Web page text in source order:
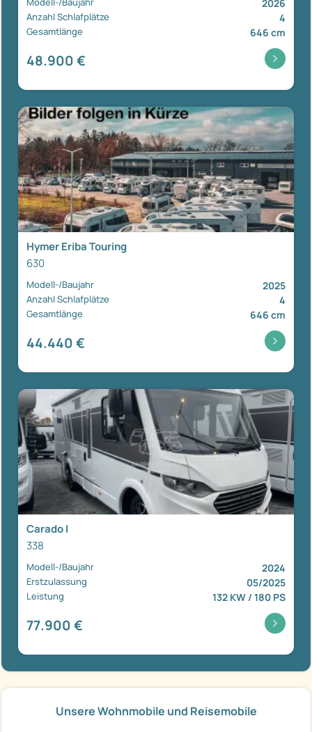
2026
Anzahl Schlafplätze 4
Gesamtlänge 646 cm
48.900 €
Hymer Eriba Touring
630
Modell-/Baujahr 2025
Anzahl Schlafplätze 4
Gesamtlänge 646 cm
44.440 €
Carado I
338
Modell-/Baujahr 2024
Erstzulassung 05/2025
Leistung 132 KW / 180 PS
77.900 €
Unsere Wohnmobile und Reisemobile